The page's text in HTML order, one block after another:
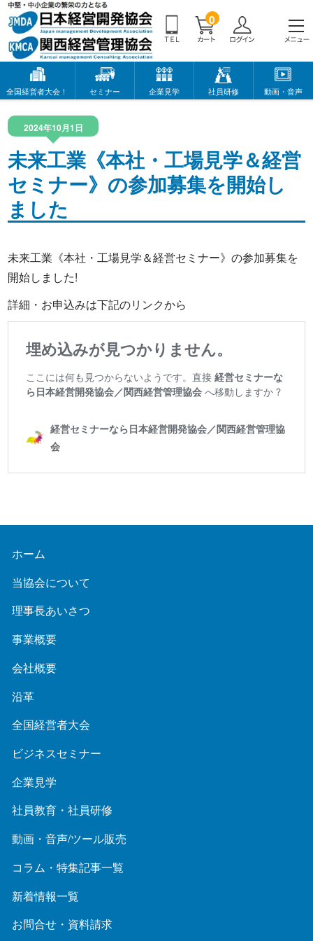
0
全国経営者大会！ セミナー 企業見学 社員研修 動画・音声
2024年10月1日
未来工業《本社・工場見学＆経営
セミナー》の参加募集を開始し
ました
未来工業《本社・工場見学＆経営セミナー》の参加募集を
開始しました!
詳細・お申込みは下記のリンクから
ホーム
当協会について
理事長あいさつ
事業概要
会社概要
沿革
全国経営者大会
ビジネスセミナー
企業見学
社員教育・社員研修
動画・音声/ツール販売
コラム・特集記事一覧
新着情報一覧
お問合せ・資料請求